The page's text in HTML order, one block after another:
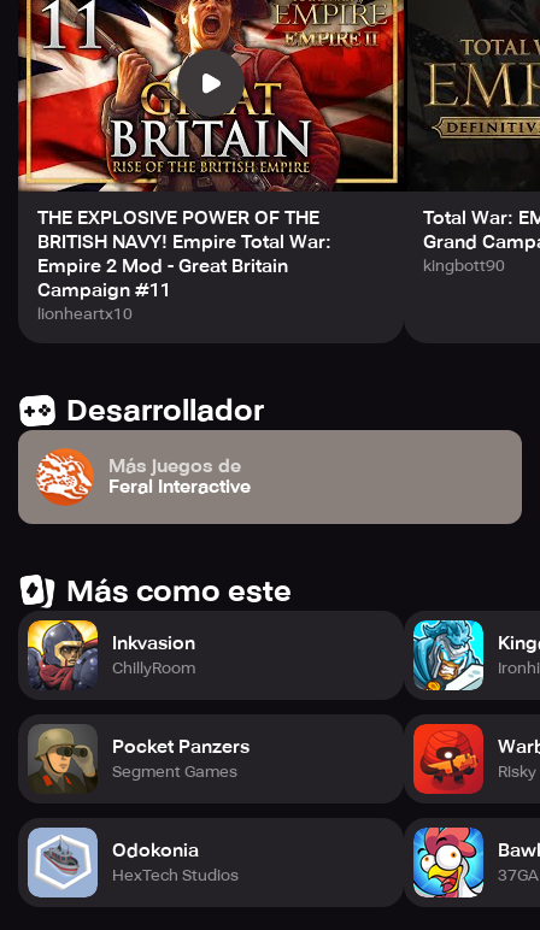
automática de unidades, te ayudan a evitar tener que
microgestionar tus tropas.
En este juego, el intuitivo control de la pantalla táctil
ayuda a los jugadores a desarrollar y expandir su imperio
más fácilmente, aunque también puedes usar el teclado y
el ratón si son compatibles con tu dispositivo. Diviértete
en las batallas por turnos y gana más territorios a medida
que continúas tu exploración.
THE EXPLOSIVE POWER OF THE
BRITISH NAVY! Empire Total War:
Empire 2 Mod - Great Britain
Campaign #11
lionheartx10
Total War:
Grand
kingbott90
Desarrollador
Más juegos de
Feral Interactive
Más como este
Inkvasion
ChillyRoom
Pocket Panzers
Segment Games
Odokonia
HexTech Studios